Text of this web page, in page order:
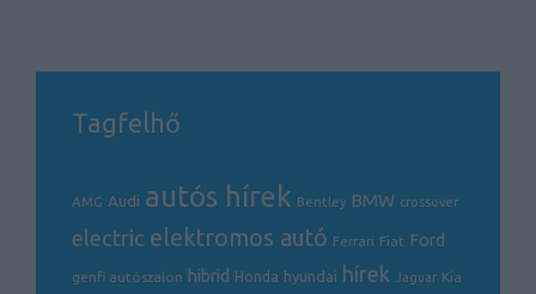
Tagfelhő
AMG Audi autós hírek Bentley BMW crossover
electric elektromos autó Ferrari Fiat Ford
genfi autószalon hibrid Honda hyundai hírek Jaguar Kia